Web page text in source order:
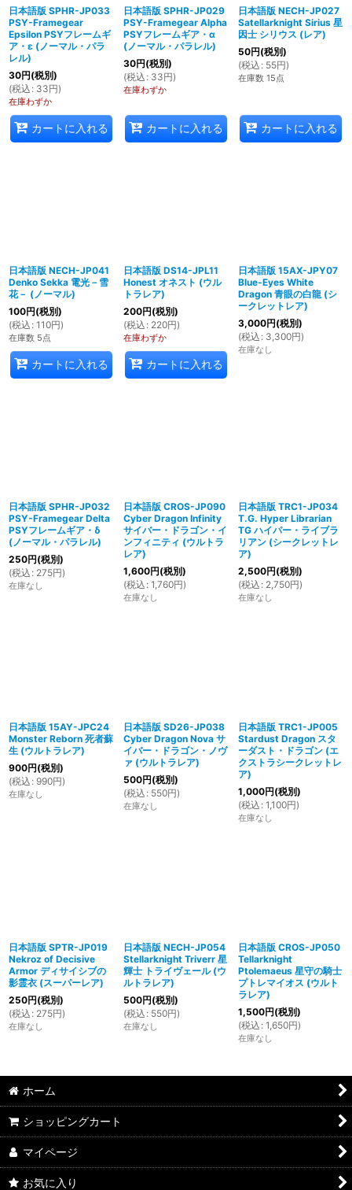
日本語版 SPHR-JP033
PSY-Framegear
Epsilon PSYフレームギ
ア・ε (ノーマル・パラ
レル)
30円(税別)
(税込 : 33円)
在庫わずか
カートに入れる
日本語版 SPHR-JP029
PSY-Framegear Alpha
PSYフレームギア・α
(ノーマル・パラレル)
30円(税別)
(税込 : 33円)
在庫わずか
カートに入れる
日本語版 NECH-JP027
Satellarknight Sirius 星
因士 シリウス (レア)
50円(税別)
(税込 : 55円)
在庫数 15点
カートに入れる
日本語版 NECH-JP041
Denko Sekka 電光－雪
花－ (ノーマル)
100円(税別)
(税込 : 110円)
在庫数 5点
カートに入れる
日本語版 DS14-JPL11
Honest オネスト (ウル
トラレア)
200円(税別)
(税込 : 220円)
在庫わずか
カートに入れる
日本語版 15AX-JPY07
Blue-Eyes White
Dragon 青眼の白龍 (シ
ークレットレア)
3,000円(税別)
(税込 : 3,300円)
在庫なし
日本語版 SPHR-JP032
PSY-Framegear Delta
PSYフレームギア・δ
(ノーマル・パラレル)
250円(税別)
(税込 : 275円)
在庫なし
日本語版 CROS-JP090
Cyber Dragon Infinity
サイバー・ドラゴン・イ
ンフィニティ (ウルトラ
レア)
1,600円(税別)
(税込 : 1,760円)
在庫なし
日本語版 TRC1-JP034
T.G. Hyper Librarian
TG ハイパー・ライブラ
リアン (シークレットレ
ア)
2,500円(税別)
(税込 : 2,750円)
在庫なし
日本語版 15AY-JPC24
Monster Reborn 死者蘇
生 (ウルトラレア)
900円(税別)
(税込 : 990円)
在庫なし
日本語版 SD26-JP038
Cyber Dragon Nova サ
イバー・ドラゴン・ノヴ
ァ (ウルトラレア)
500円(税別)
(税込 : 550円)
在庫なし
日本語版 TRC1-JP005
Stardust Dragon スタ
ーダスト・ドラゴン (エ
クストラシークレットレ
ア)
1,000円(税別)
(税込 : 1,100円)
在庫なし
日本語版 SPTR-JP019
Nekroz of Decisive
Armor ディサイシブの
影霊衣 (スーパーレア)
250円(税別)
(税込 : 275円)
在庫なし
日本語版 NECH-JP054
Stellarknight Triverr 星
輝士 トライヴェール (ウ
ルトラレア)
500円(税別)
(税込 : 550円)
在庫なし
日本語版 CROS-JP050
Tellarknight
Ptolemaeus 星守の騎士
プトレマイオス (ウルト
ラレア)
1,500円(税別)
(税込 : 1,650円)
在庫なし
ホーム
ショッピングカート
マイページ
お気に入り